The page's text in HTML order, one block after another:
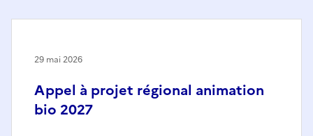
Appel à projet régional animation
bio 2027
29 mai 2026